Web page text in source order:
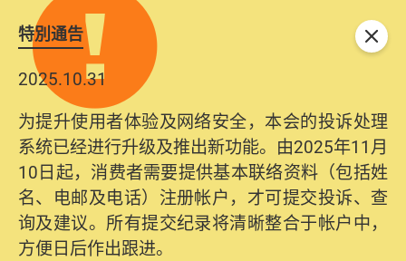
特別通告
2025.10.31
为提升使用者体验及网络安全，本会的投诉处理
系统已经进行升级及推出新功能。由2025年11月
10日起，消费者需要提供基本联络资料（包括姓
名、电邮及电话）注册帐户，才可提交投诉、查
询及建议。所有提交纪录将清晰整合于帐户中，
方便日后作出跟进。
关闭